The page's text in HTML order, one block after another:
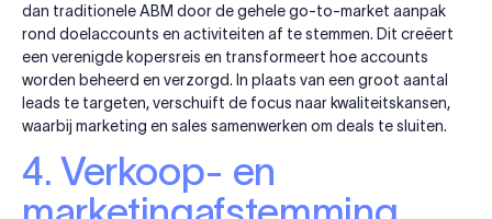
dan traditionele ABM door de gehele go-to-market aanpak
rond doelaccounts en activiteiten af te stemmen. Dit creëert
een verenigde kopersreis en transformeert hoe accounts
worden beheerd en verzorgd. In plaats van een groot aantal
leads te targeten, verschuift de focus naar kwaliteitskansen,
waarbij marketing en sales samenwerken om deals te sluiten.
4. Verkoop- en